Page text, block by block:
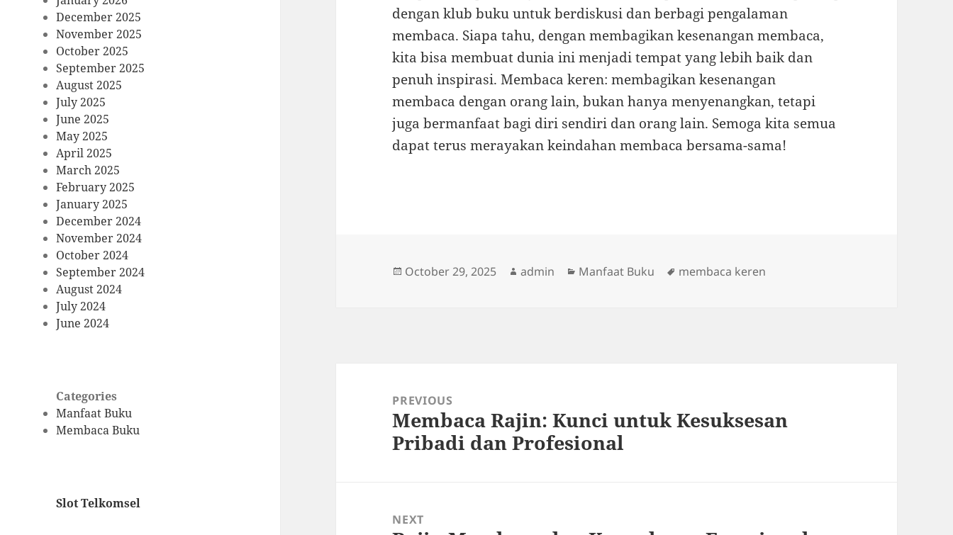
December 2025
November 2025
October 2025
September 2025
August 2025
July 2025
June 2025
May 2025
April 2025
March 2025
February 2025
January 2025
December 2024
November 2024
October 2024
September 2024
August 2024
July 2024
June 2024
Categories
Manfaat Buku
Membaca Buku
Slot Telkomsel
dengan klub buku untuk berdiskusi dan berbagi pengalaman
membaca. Siapa tahu, dengan membagikan kesenangan membaca,
kita bisa membuat dunia ini menjadi tempat yang lebih baik dan
penuh inspirasi. Membaca keren: membagikan kesenangan
membaca dengan orang lain, bukan hanya menyenangkan, tetapi
juga bermanfaat bagi diri sendiri dan orang lain. Semoga kita semua
dapat terus merayakan keindahan membaca bersama-sama!
Posted
October 29, 2025 Author
admin Categories
Manfaat Buku Tags
membaca keren
navigationPREVIOUS
Previous
post:
Membaca Rajin: Kunci untuk Kesuksesan
Pribadi dan Profesional
NEXT